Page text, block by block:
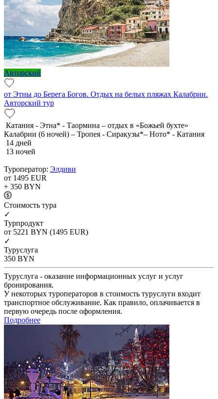
Авторский
от Этны до Берега Богов. Отдых на белых пляжах Калабрии.
Авторский тур
Катания - Этна* - Таормина – отдых в «Божьей бухте»
Калабрии (6 ночей) – Тропея - Сиракузы*– Ното* - Катания
14 дней
13 ночей
Туроператор: Элдиви
от 1495 EUR
+ 350 BYN
Cтоимость тура
✓
Турпродукт
от 5221 BYN (1495 EUR)
✓
Туруслуга
350 BYN
Туруслуга - оказание информационных услуг и услуг
бронирования.
У некоторых туроператоров в стоимость туруслуги входит
транспортное обслуживание. Как правило, оплачивается в
первую очередь после оформления.
Подробнее